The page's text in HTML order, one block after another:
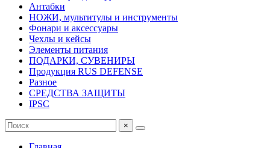
Антабки
НОЖИ, мультитулы и инструменты
Фонари и аксессуары
Чехлы и кейсы
Элементы питания
ПОДАРКИ, СУВЕНИРЫ
Продукция RUS DEFENSE
Разное
СРЕДСТВА ЗАЩИТЫ
IPSC
×